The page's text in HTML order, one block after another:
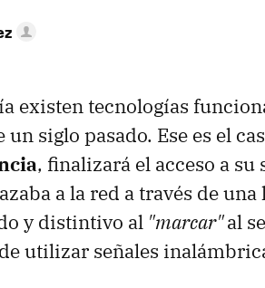
existen tecnologías
siglo pasado. Ese es el
, finalizará el acceso a
a la red a través de
y distintivo al "marcar"al
utilizar señales